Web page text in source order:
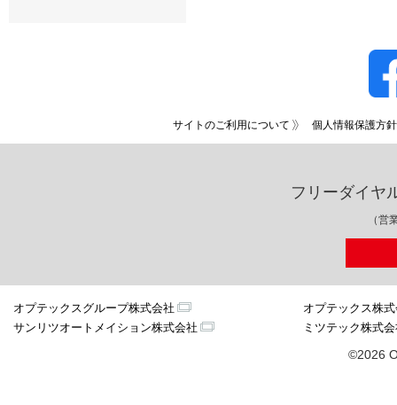
サイトのご利用について 個人情報保護方針
フリーダイヤ
（営
オプテックスグループ株式会社
オプテックス株
サンリツオートメイション株式会社
ミツテック株式
©2026